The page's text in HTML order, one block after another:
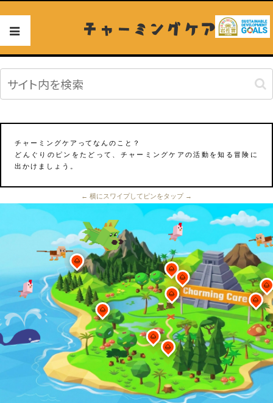
チャーミングケア
チャーミングケアってなんのこと？
どんぐりのピンをたどって、チャーミングケアの活動を知る冒険に
出かけましょう。
← 横にスワイプしてピンをタップ →
🌰
🌰
🌰
🌰
🌰
🌰
🌰
🌰
🌰